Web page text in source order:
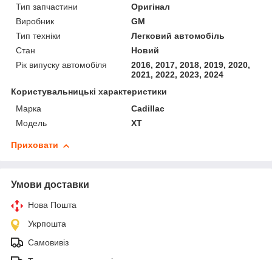
Тип запчастини
Оригінал
Виробник
GM
Тип техніки
Легковий автомобіль
Стан
Новий
Рік випуску автомобіля
2016, 2017, 2018, 2019, 2020,
2021, 2022, 2023, 2024
Користувальницькі характеристики
Марка
Cadillac
Модель
XT
Приховати
Умови доставки
Нова Пошта
Укрпошта
Самовивіз